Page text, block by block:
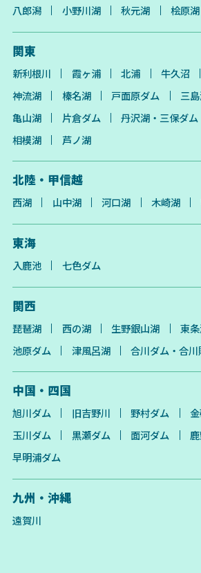
八郎潟 小野川湖 秋元湖 桧原湖
関東
新利根川 霞ヶ浦 北浦 牛久沼
神流湖
榛名湖 戸面原ダム 三
亀山湖
片倉ダム 丹沢湖・三保ダム
相模湖
芦ノ湖
北陸・甲信越
西湖 山中湖 河口湖 木崎湖
東海
入鹿池 七色ダム
関西
琵琶湖 西の湖 生野銀山湖 東
池原ダム
津風呂湖 合川ダム・合
中国・四国
旭川ダム 旧吉野川 野村ダム
玉川ダム
黒瀬ダム 面河ダム
早明浦ダム
九州・沖縄
遠賀川